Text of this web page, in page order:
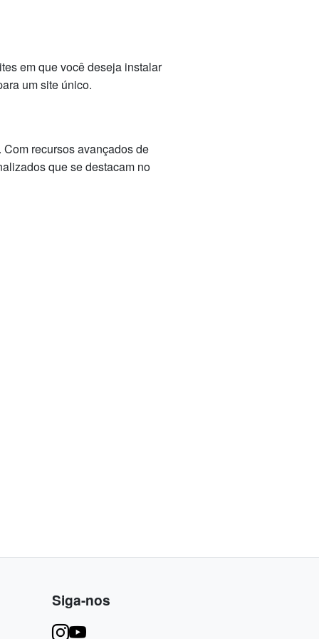
em que você deseja instalar
um site único.
recursos avançados de
que se destacam no
Siga-nos